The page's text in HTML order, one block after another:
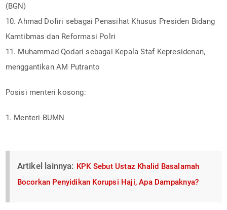
(BGN)
10. Ahmad Dofiri sebagai Penasihat Khusus Presiden Bidang
Kamtibmas dan Reformasi Polri
11. Muhammad Qodari sebagai Kepala Staf Kepresidenan,
menggantikan AM Putranto
Posisi menteri kosong:
1. Menteri BUMN
Artikel lainnya: KPK Sebut Ustaz Khalid Basalamah
Bocorkan Penyidikan Korupsi Haji, Apa Dampaknya?